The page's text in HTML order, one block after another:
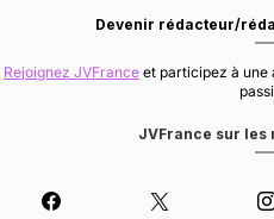
Devenir rédacteur/
Rejoignez JVFrance et participez à une
JVFrance sur les